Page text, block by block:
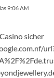
9:06 AM
sicher